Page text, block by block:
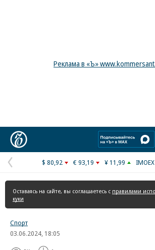
Реклама в «Ъ»
Предыдущая
страница
$ 80,92 € 93,19 ¥ 11,99
Оставаясь на сайте, вы соглашаетесь с правилами
куки
Спорт
03.06.2024, 18:05